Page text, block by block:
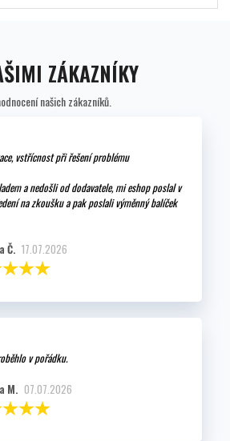
ZÁKAZNÍKY
našich zákazníků.
vstřícnost při řešení problému
a nedošli od dodavatele, mi eshop poslal v
na zkoušku a pak poslali výměnný balíček
Č. 17.07.2026
v pořádku.
M. 07.07.2026